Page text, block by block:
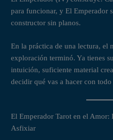
para funcionar, y El Emperador
constructor sin planos.
En la práctica de una lectura, el
exploración terminó. Ya tienes
intuición, suficiente material
decidir qué vas a hacer con
El Emperador Tarot en el Amor:
Asfixiar